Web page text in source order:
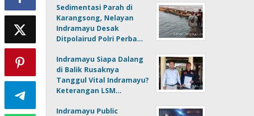
Sedimentasi Parah di
Karangsong, Nelayan
Indramayu Desak
Ditpolairud Polri Perba…
Indramayu Siapa Dalang
di Balik Rusaknya
Tanggul Vital Indramayu?
Keterangan LSM…
Indramayu Public